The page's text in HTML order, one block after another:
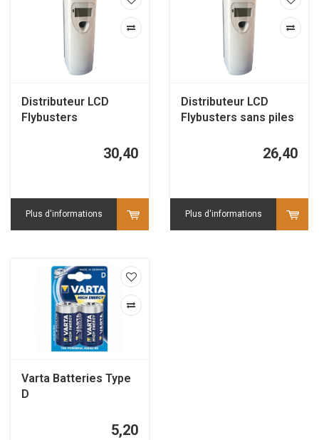
Distributeur LCD
Flybusters
30,40
Plus d'informations
Distributeur LCD
Flybusters sans piles
26,40
Plus d'informations
Varta Batteries Type
D
5,20